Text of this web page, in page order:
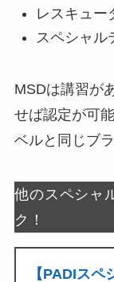
レスキュー
スペシャル
MSDは講習が
せば認定が可
ベルと同じブ
他のスペシャ
ク！
【PADIス